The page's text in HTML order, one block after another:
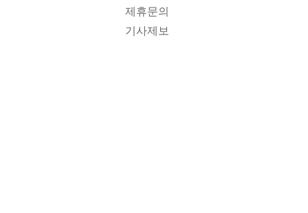
제휴문의
기사제보